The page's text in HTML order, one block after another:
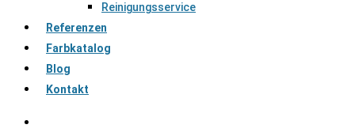
Reinigungsservice
Referenzen
Farbkatalog
Blog
Kontakt